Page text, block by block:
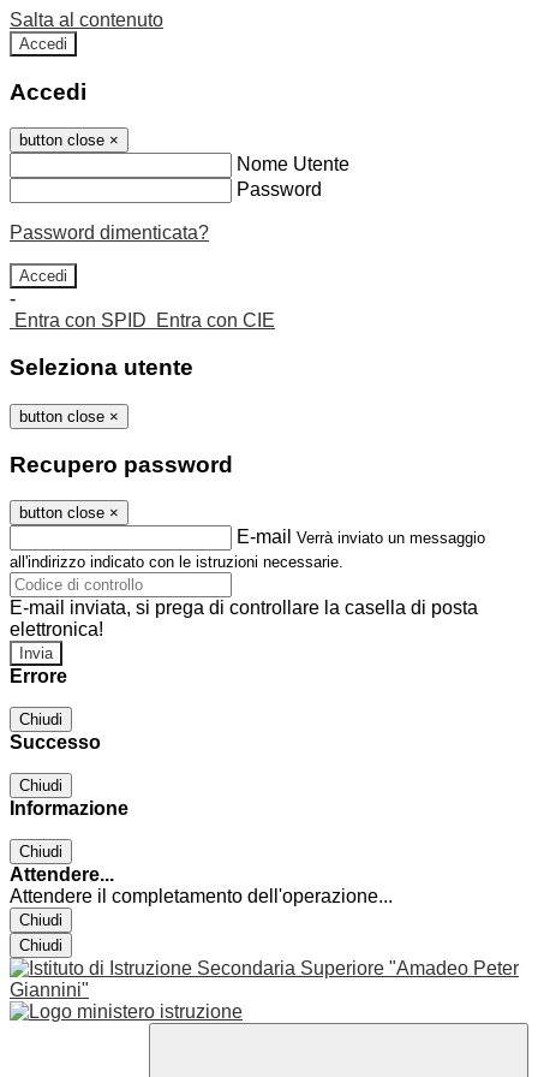
Salta al contenuto
Accedi
Accedi
button close ×
Nome Utente
Password
Password dimenticata?
-
Entra con SPID
Entra con CIE
Seleziona utente
button close ×
Recupero password
button close ×
E-mail Verrà inviato un messaggio
all'indirizzo indicato con le istruzioni necessarie.
E-mail inviata, si prega di controllare la casella di posta
elettronica!
Errore
Chiudi
Successo
Chiudi
Informazione
Chiudi
Attendere...
Attendere il completamento dell'operazione...
Chiudi
Chiudi